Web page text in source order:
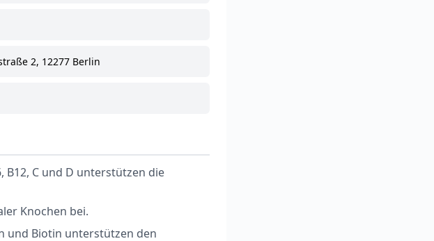
2, 12277 Berlin
B12, C und D unterstützen die
Knochen bei.
und Biotin unterstützen den